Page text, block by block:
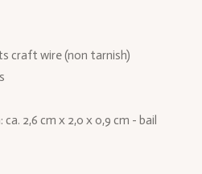
craft wire (non tarnish)
ca. 2,6 cm x 2,0 x 0,9 cm - bail